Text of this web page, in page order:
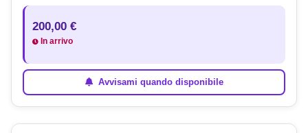
200,00 €
In arrivo
Avvisami quando disponibile